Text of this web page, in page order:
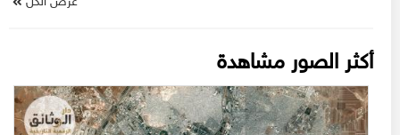
أكثر الصور مشاهدة